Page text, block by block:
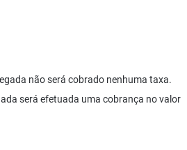
não será cobrado nenhuma taxa.
será efetuada uma cobrança no valor